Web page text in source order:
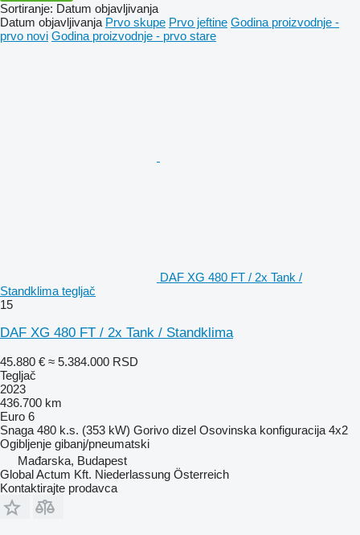
Sortiranje: Datum objavljivanja
Datum objavljivanja Prvo skupe Prvo jeftine Godina proizvodnje -
prvo novi Godina proizvodnje - prvo stare
DAF XG 480 FT / 2x Tank /
Standklima tegljač
15
DAF XG 480 FT / 2x Tank / Standklima
45.880 € ≈ 5.384.000 RSD
Tegljač
2023
436.700 km
Euro 6
Snaga 480 k.s. (353 kW) Gorivo dizel Osovinska konfiguracija 4x2
Ogibljenje gibanj/pneumatski
Mađarska, Budapest
Global Actum Kft. Niederlassung Österreich
Kontaktirajte prodavca